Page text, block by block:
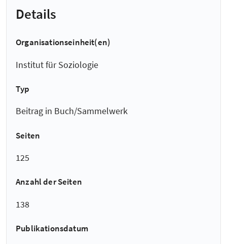
Details
Organisationseinheit(en)
Institut für Soziologie
Typ
Beitrag in Buch/Sammelwerk
Seiten
125
Anzahl der Seiten
138
Publikationsdatum